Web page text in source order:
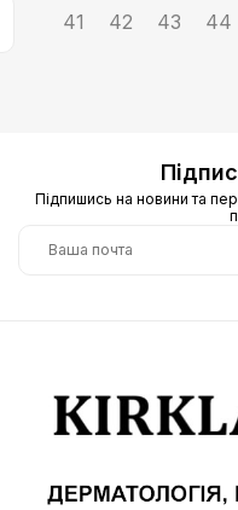
41 42 43 44
Підпишись на новини та